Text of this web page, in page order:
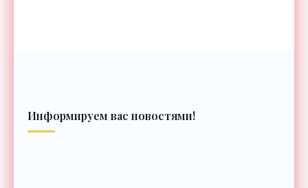
Информируем вас новостями!